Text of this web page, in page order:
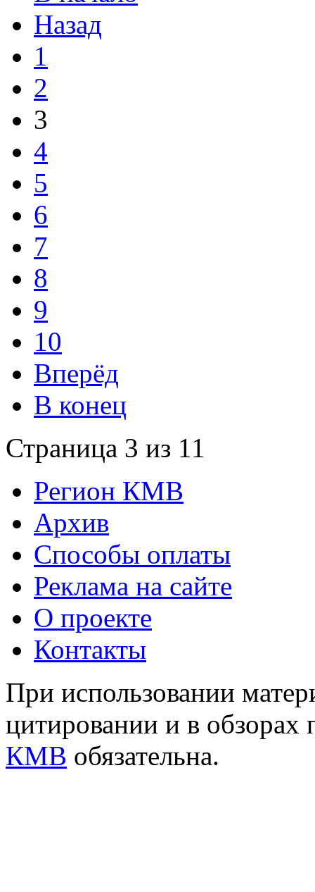
Назад
1
2
3
4
5
6
7
8
9
10
Вперёд
В конец
Страница 3 из 11
Регион КМВ
Архив
Способы оплаты
Реклама на сайте
О проекте
Контакты
При использовании
цитировании и в обзорах
КМВ обязательна.